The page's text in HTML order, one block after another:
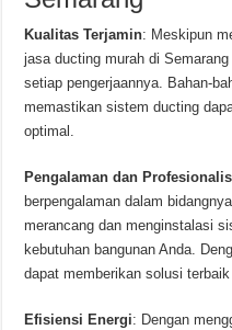
Kualitas Terjamin: Meskipun
jasa ducting murah di
setiap pengerjaannya. Bahan-
memastikan sistem ducting
optimal.
Pengalaman dan
berpengalaman dalam
merancang dan menginstalasi
kebutuhan bangunan Anda.
dapat memberikan solusi
Efisiensi Energi: Dengan